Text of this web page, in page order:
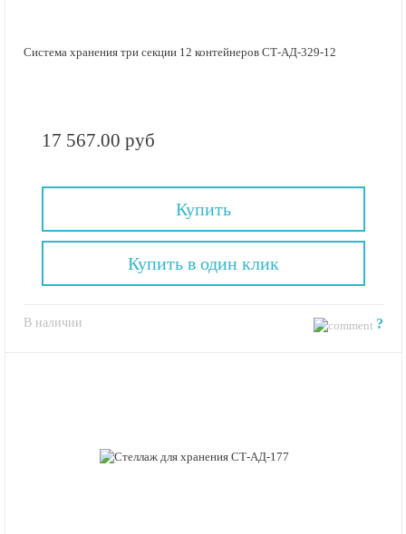
Система хранения три секции 12 контейнеров СТ-АД-329-12
17 567.00 руб
Купить
В наличии ?
Купить в один клик